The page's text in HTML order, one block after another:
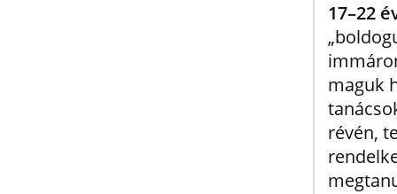
17–22
maguk
révén,